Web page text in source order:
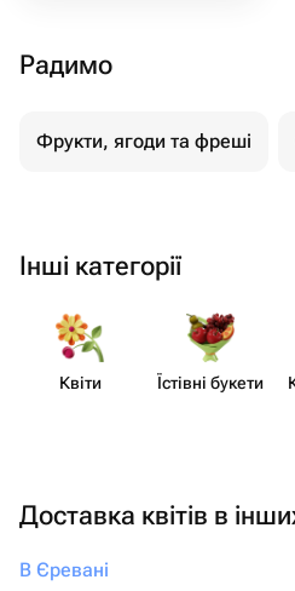
Радимо
Фрукти, ягоди та фреші
Інші категорії
Квіти Їстівні букети
Доставка квітів в
В Єревані